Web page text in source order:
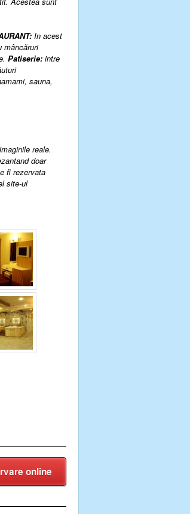
In acest
mâncăruri
Patiserie: intre
, sauna,
reale.
doar
fi rezervata
site-ul
online